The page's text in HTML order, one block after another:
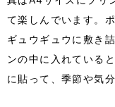
て楽しんでいます。
ギュウギュウに敷き
ンの中に入れている
に貼って、季節や気